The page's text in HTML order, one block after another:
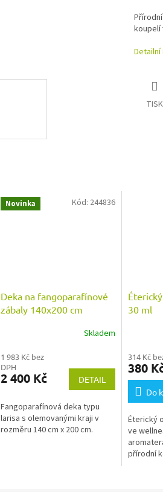
koupelí
TISK
Novinka
Deka na fangoparafínové
zábaly 140x200 cm
produktu
je
5,0
5
hvězdiček.
Skladem
1 983 Kč bez
DPH
2 400 Kč DETAIL
Fangoparafínová deka typu
larisa s olemovanými kraji v
rozměru 140 cm x 200 cm.
Kód: 244836
30 ml
314 Kč
380
Do
Éterický
ve
přírodní